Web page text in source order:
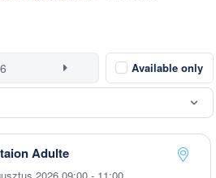
Available only
Adulte
2026 09:00 - 11:00